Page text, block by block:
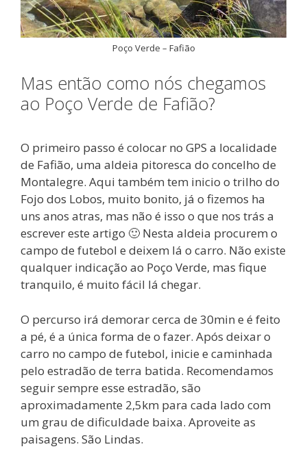
Poço Verde – Fafião
Mas então como nós chegamos
ao Poço Verde de Fafião?
O primeiro passo é colocar no GPS a localidade
de Fafião, uma aldeia pitoresca do concelho de
Montalegre. Aqui também tem inicio o trilho do
Fojo dos Lobos, muito bonito, já o fizemos ha
uns anos atras, mas não é isso o que nos trás a
escrever este artigo 🙂 Nesta aldeia procurem o
campo de futebol e deixem lá o carro. Não existe
qualquer indicação ao Poço Verde, mas fique
tranquilo, é muito fácil lá chegar.
O percurso irá demorar cerca de 30min e é feito
a pé, é a única forma de o fazer. Após deixar o
carro no campo de futebol, inicie e caminhada
pelo estradão de terra batida. Recomendamos
seguir sempre esse estradão, são
aproximadamente 2,5km para cada lado com
um grau de dificuldade baixa. Aproveite as
paisagens. São Lindas.